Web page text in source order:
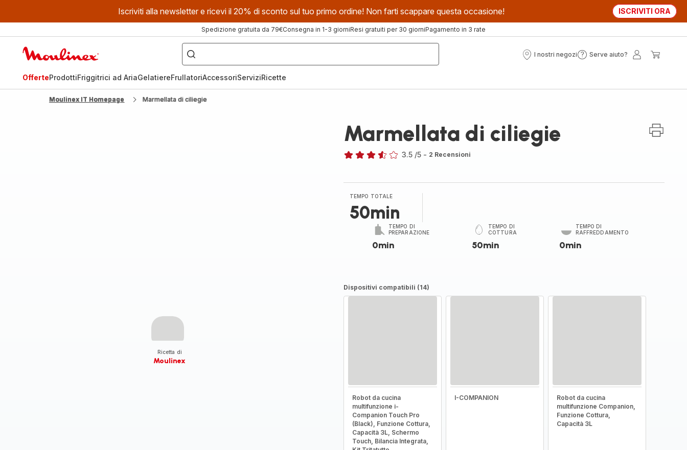
Iscriviti alla newsletter e ricevi il 20% di sconto sul tuo primo ordine! Non farti scappare questa occasione! ISCRIVITI ORA
Spedizione gratuita da 79€Consegna in 1-3 giorniResi gratuiti per 30 giorniPagamento in 3 rate
Cosa
stai
cercando?
I nostri negozi
I
Serve aiuto?
Serve
OfferteProdottiFriggitrici ad AriaGelatiereFrullatoriAccessoriServiziRicette
Moulinex IT Homepage Marmellata di ciliegie
Ricetta di
Moulinex
Marmellata di ciliegie
3.5 /5 - 2 Recensioni
TEMPO TOTALE
50min
TEMPO DI
PREPARAZIONE
0min
TEMPO DI
COTTURA
50min
TEMPO DI
RAFFREDDAMENTO
0min
Dispositivi compatibili (14)
Robot da cucina
multifunzione i-
Companion Touch Pro
(Black), Funzione Cottura,
Capacità 3L, Schermo
Touch, Bilancia Integrata,
I-COMPANION
Robot da cucina
multifunzione Companion,
Funzione Cottura,
Capacità 3L